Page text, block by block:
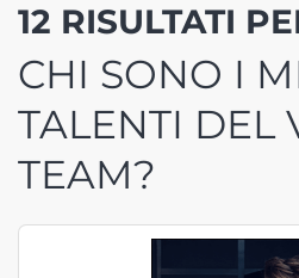
12 RISULTATI
CHI SONO I
TALENTI DEL
TEAM?